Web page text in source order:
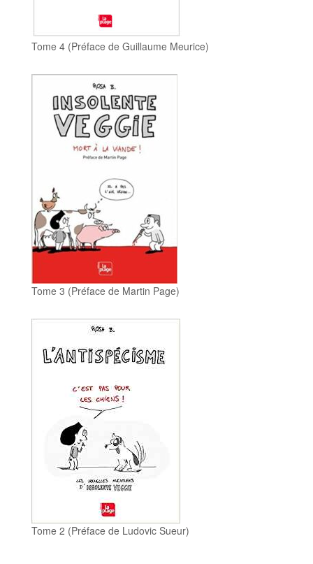
Tome 4 (Préface de Guillaume Meurice)
Tome 3 (Préface de Martin Page)
Tome 2 (Préface de Ludovic Sueur)